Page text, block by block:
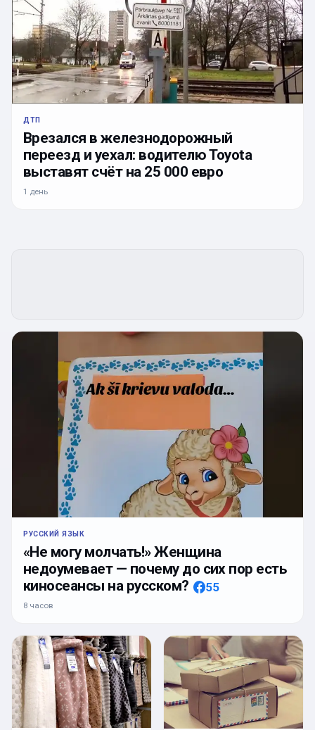
ДТП
Врезался в железнодорожный
переезд и уехал: водителю Toyota
выставят счёт на 25 000 евро
1 день
РУССКИЙ ЯЗЫК
«Не могу молчать!» Женщина
недоумевает — почему до сих пор есть
киносеансы на русском?
55
8 часов